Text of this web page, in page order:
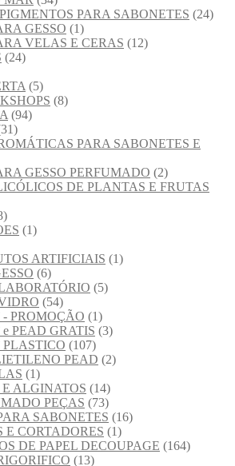
PARA SABONETES (24)
GESSO (1)
VELAS E CERAS (12)
(24)
(5)
(8)
(94)
PARA SABONETES E
GESSO PERFUMADO (2)
DE PLANTAS E FRUTAS
(1)
ARTIFICIAIS (1)
(6)
(5)
(54)
- PROMOÇÃO (1)
PEAD GRATIS (3)
PLASTICO (107)
PEAD (2)
(1)
E ALGINATOS (14)
PEÇAS (73)
SABONETES (16)
E CORTADORES (1)
DE PAPEL DECOUPAGE (164)
(13)